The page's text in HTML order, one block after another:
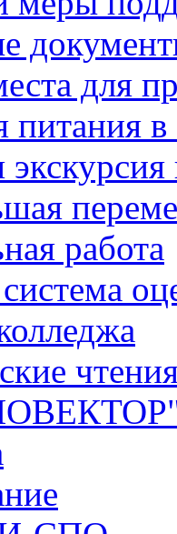
для
питания в
работа